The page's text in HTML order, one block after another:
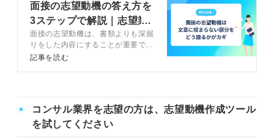
面接の志望動機の答え方を
3ステップで解説｜志望業
界別の例文20選
面接の志望動機は、書類よりも深掘
りをした内容にすることが重要で
す。面接で志望動機を答えるための
ャリアコンサルタントが解説しま
す。
記事を読む
コンサル業界を志望の方は、志望動機作成ツール
を試してください